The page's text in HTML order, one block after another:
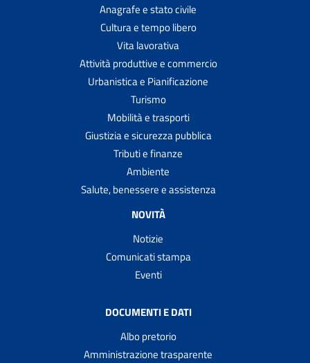
Anagrafe e stato civile
Cultura e tempo libero
Vita lavorativa
Attività produttive e commercio
Urbanistica e Pianificazione
Turismo
Mobilità e trasporti
Giustizia e sicurezza pubblica
Tributi e finanze
Ambiente
Salute, benessere e assistenza
NOVITÀ
Notizie
Comunicati stampa
Eventi
DOCUMENTI E DATI
Albo pretorio
Amministrazione trasparente